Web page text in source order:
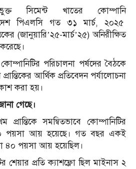
সিমেন্ট খাতের কোম্পানি
পিএলসি গত ৩১ মার্চ, ২০২৫
(জানুয়ারি’২৫-মার্চ’২৫) অনিরীক্ষিত
পরিচালনা পর্ষদের বৈঠকে
আর্থিক প্রতিবেদন পর্যালোচনা
করা হয়।
গেছে।
প্রান্তিকে সমন্বিতভাবে কোম্পানিটির
পয়সা আয় হয়েছে। গত বছর একই
৪০ পয়সা আয় হয়েছিল।
শেয়ার প্রতি ক্যাশফ্লো ছিল মাইনাস ২